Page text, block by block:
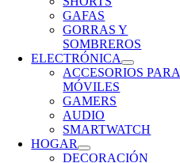
GAFAS
GORRAS Y
SOMBREROS
ELECTRÓNICA
ACCESORIOS PARA
MÓVILES
GAMERS
AUDIO
SMARTWATCH
HOGAR
DECORACIÓN